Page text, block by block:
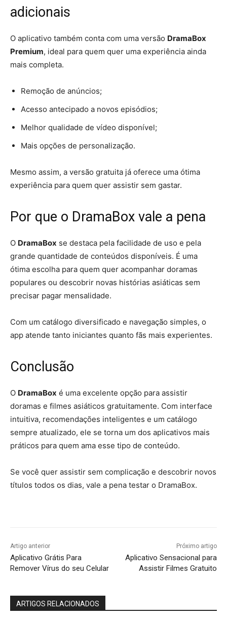
adicionais
O aplicativo também conta com uma versão DramaBox
Premium, ideal para quem quer uma experiência ainda
mais completa.
Remoção de anúncios;
Acesso antecipado a novos episódios;
Melhor qualidade de vídeo disponível;
Mais opções de personalização.
Mesmo assim, a versão gratuita já oferece uma ótima
experiência para quem quer assistir sem gastar.
Por que o DramaBox vale a pena
O DramaBox se destaca pela facilidade de uso e pela
grande quantidade de conteúdos disponíveis. É uma
ótima escolha para quem quer acompanhar doramas
populares ou descobrir novas histórias asiáticas sem
precisar pagar mensalidade.
Com um catálogo diversificado e navegação simples, o
app atende tanto iniciantes quanto fãs mais experientes.
Conclusão
O DramaBox é uma excelente opção para assistir
doramas e filmes asiáticos gratuitamente. Com interface
intuitiva, recomendações inteligentes e um catálogo
sempre atualizado, ele se torna um dos aplicativos mais
práticos para quem ama esse tipo de conteúdo.
Se você quer assistir sem complicação e descobrir novos
títulos todos os dias, vale a pena testar o DramaBox.
Artigo anterior
Aplicativo Grátis Para
Remover Vírus do seu Celular
Próximo artigo
Aplicativo Sensacional para
Assistir Filmes Gratuito
ARTIGOS RELACIONADOS